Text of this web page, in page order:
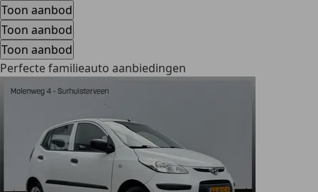
Toon aanbod
Toon aanbod
Toon aanbod
Perfecte familieauto aanbiedingen